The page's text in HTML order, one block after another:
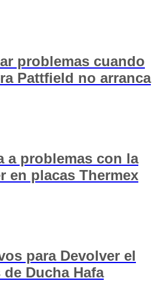
problemas cuando
Pattfield no arranca
a problemas con la
en placas Thermex
para Devolver el
Ducha Hafa